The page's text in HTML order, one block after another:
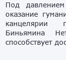
Под
оказание
канцелярии
Биньямина
способствует